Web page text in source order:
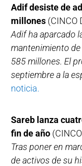
Adif desiste de
millones (CINCO
Adif ha aparcado
mantenimiento
585 millones. El
septiembre a la
noticia.
Sareb lanza
fin de año
Tras poner en
de activos de su